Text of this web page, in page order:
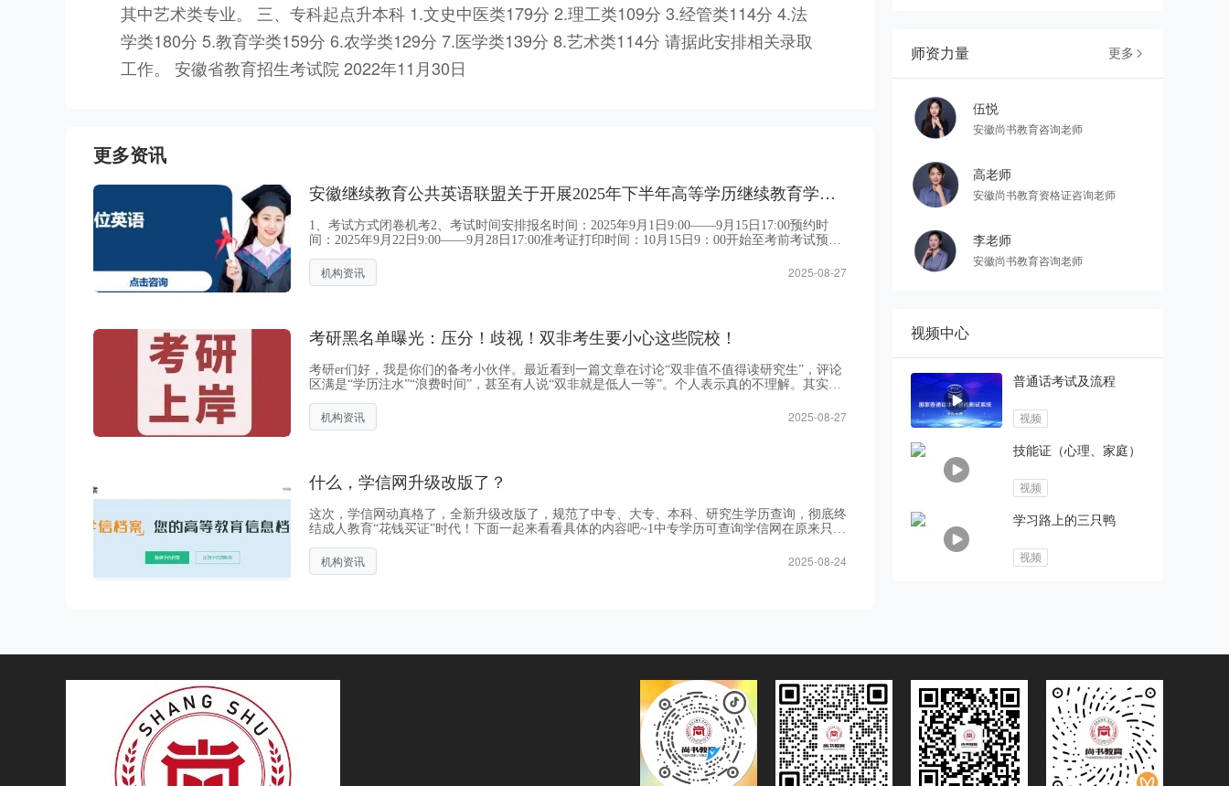
其中艺术类专业。 三、专科起点升本科 1.文史中医类179分 2.理工类109分 3.经管类114分 4.法
学类180分 5.教育学类159分 6.农学类129分 7.医学类139分 8.艺术类114分 请据此安排相关录取
工作。 安徽省教育招生考试院 2022年11月30日
更多资讯
安徽继续教育公共英语联盟关于开展2025年下半年高等学历继续教育学士学位外语考试
1、考试方式闭卷机考2、考试时间安排报名时间：2025年9月1日9:00——9月15日17:00预约时
间：2025年9月22日9:00——9月28日17:00准考证打印时间：10月15日9：00开始至考前考试预计
机构资讯 2025-08-27
考研黑名单曝光：压分！歧视！双非考生要小心这些院校！
考研er们好，我是你们的备考小伙伴。最近看到一篇文章在讨论“双非值不值得读研究生”，评论
区满是“学历注水”“浪费时间”，甚至有人说“双非就是低人一等”。个人表示真的不理解。其实，
件更优...
机构资讯 2025-08-27
什么，学信网升级改版了？
这次，学信网动真格了，全新升级改版了，规范了中专、大专、本科、研究生学历查询，彻底终
结成人教育“花钱买证”时代！下面一起来看看具体的内容吧~1中专学历可查询学信网在原来只有
中学、中技、...
机构资讯 2025-08-24
师资力量 更多 
伍悦
安徽尚书教育咨询老师
高老师
安徽尚书教育资格证咨询老师
李老师
安徽尚书教育咨询老师
视频中心
普通话考试及流程
视频
技能证（心理、家庭）
视频
学习路上的三只鸭
视频